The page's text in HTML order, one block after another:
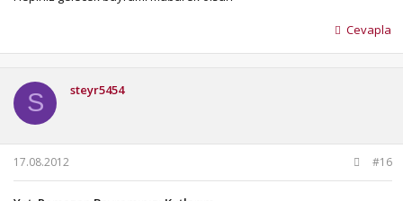
Cevapla
S steyr5454
17.08.2012 #16